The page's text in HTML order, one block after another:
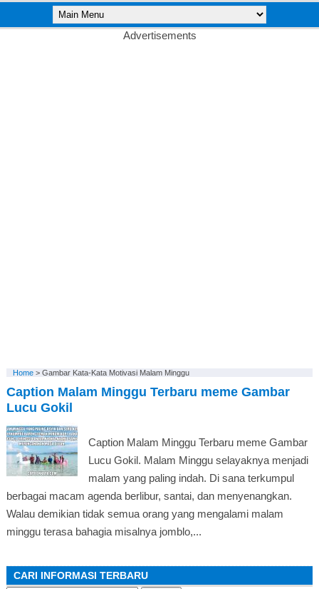
Advertisements
Home> Gambar Kata-Kata Motivasi Malam Minggu
Caption Malam Minggu Terbaru meme Gambar
Lucu Gokil
Caption Malam Minggu Terbaru meme Gambar
Lucu Gokil. Malam Minggu selayaknya menjadi
malam yang paling indah. Di sana terkumpul
berbagai macam agenda berlibur, santai, dan menyenangkan.
Walau demikian tidak semua orang yang mengalami malam
minggu terasa bahagia misalnya jomblo,...
CARI INFORMASI TERBARU